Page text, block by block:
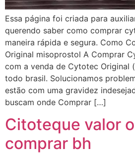
Essa página foi criada para
querendo saber como comprar
maneira rápida e segura. Como
Original misoprostol A Comprar
com a venda de Cytotec Original
todo brasil. Solucionamos
estão com uma gravidez
buscam onde Comprar […]
Citoteque valor
comprar bh